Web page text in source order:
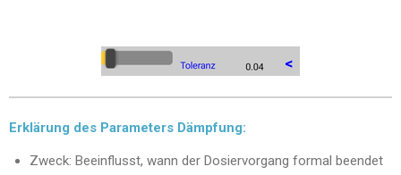
Erklärung des Parameters Dämpfung:
Zweck: Beeinflusst, wann der Dosiervorgang formal beendet